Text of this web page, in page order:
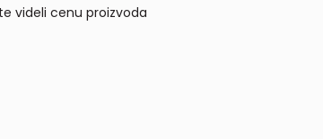
videli cenu proizvoda